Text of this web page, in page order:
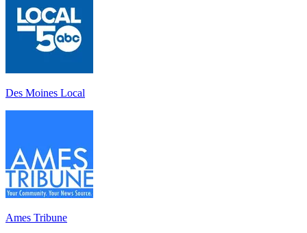
Des Moines Local
Ames Tribune